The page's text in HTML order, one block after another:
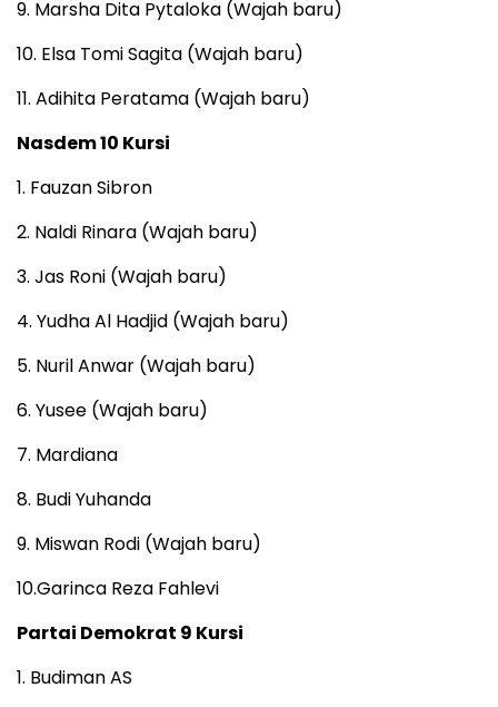
9. Marsha Dita Pytaloka (Wajah baru)
10. Elsa Tomi Sagita (Wajah baru)
11. Adihita Peratama (Wajah baru)
Nasdem 10 Kursi
1. Fauzan Sibron
2. Naldi Rinara (Wajah baru)
3. Jas Roni (Wajah baru)
4. Yudha Al Hadjid (Wajah baru)
5. Nuril Anwar (Wajah baru)
6. Yusee (Wajah baru)
7. Mardiana
8. Budi Yuhanda
9. Miswan Rodi (Wajah baru)
10.Garinca Reza Fahlevi
Partai Demokrat 9 Kursi
1. Budiman AS